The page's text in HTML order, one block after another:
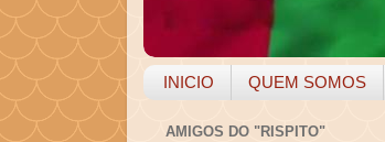
INICIO QUEM SOMOS
AMIGOS DO "RISPITO"